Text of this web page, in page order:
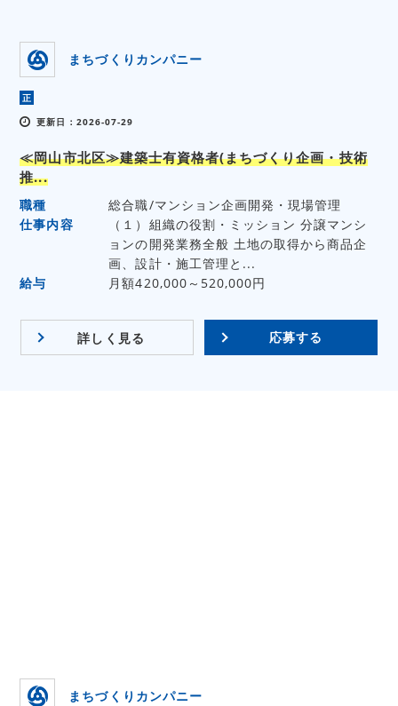
まちづくりカンパニー
正
更新日：2026-07-29
≪岡山市北区≫建築士有資格者(まちづくり企画・技術
推...
職種
総合職/マンション企画開発・現場管理
仕事内容
（１）組織の役割・ミッション 分譲マンシ
ョンの開発業務全般 土地の取得から商品企
画、設計・施工管理と...
給与
月額420,000～520,000円
詳しく見る 応募する
まちづくりカンパニー